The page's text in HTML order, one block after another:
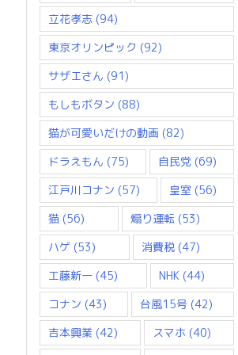
立花孝志 (94)
東京オリンピック (92)
サザエさん (91)
もしもボタン (88)
猫が可愛いだけの動画 (82)
ドラえもん (75) 自民党 (69)
江戸川コナン (57) 皇室 (56)
猫 (56) 煽り運転 (53)
ハゲ (53) 消費税 (47)
工藤新一 (45) NHK (44)
コナン (43) 台風15号 (42)
吉本興業 (42) スマホ (40)